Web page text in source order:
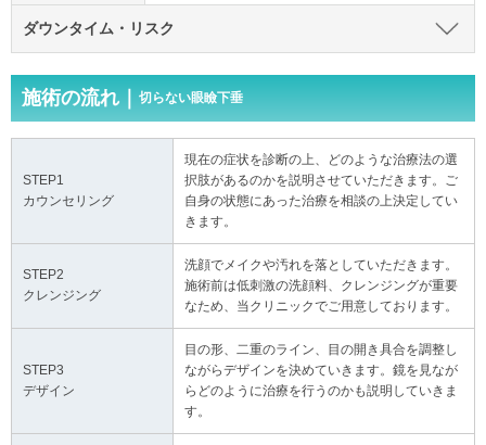
ダウンタイム・リスク
施術の流れ｜ 切らない眼瞼下垂
STEP1
カウンセリング
現在の症状を診断の上、どのような治療法の選
択肢があるのかを説明させていただきます。ご
自身の状態にあった治療を相談の上決定してい
きます。
STEP2
クレンジング
洗顔でメイクや汚れを落としていただきます。
施術前は低刺激の洗顔料、クレンジングが重要
なため、当クリニックでご用意しております。
STEP3
デザイン
目の形、二重のライン、目の開き具合を調整し
ながらデザインを決めていきます。鏡を見なが
らどのように治療を行うのかも説明していきま
す。